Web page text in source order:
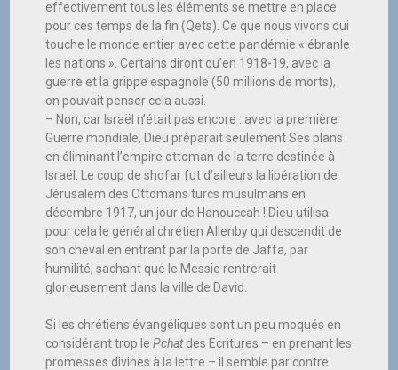
effectivement tous les éléments se mettre en place
pour ces temps de la fin (Qets). Ce que nous vivons qui
touche le monde entier avec cette pandémie « ébranle
les nations ». Certains diront qu’en 1918-19, avec la
guerre et la grippe espagnole (50 millions de morts),
on pouvait penser cela aussi.
– Non, car Israël n’était pas encore : avec la première
Guerre mondiale, Dieu préparait seulement Ses plans
en éliminant l’empire ottoman de la terre destinée à
Israël. Le coup de shofar fut d’ailleurs la libération de
Jérusalem des Ottomans turcs musulmans en
décembre 1917, un jour de Hanouccah ! Dieu utilisa
pour cela le général chrétien Allenby qui descendit de
son cheval en entrant par la porte de Jaffa, par
humilité, sachant que le Messie rentrerait
glorieusement dans la ville de David.
Si les chrétiens évangéliques sont un peu moqués en
considérant trop lePchatdes Ecritures – en prenant les
promesses divines à la lettre – il semble par contre